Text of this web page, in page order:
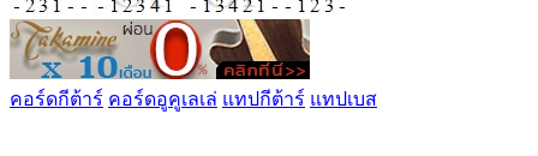
คอร์ดกีต้าร์ คอร์ดอูคูเลเล่ แทปกีต้าร์ แทปเบส